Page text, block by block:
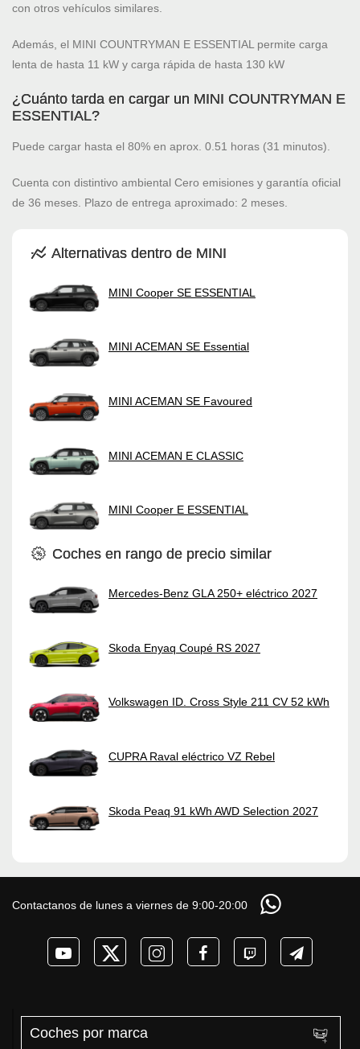
con otros vehículos similares.
Además, el MINI COUNTRYMAN E ESSENTIAL permite carga
lenta de hasta 11 kW y carga rápida de hasta 130 kW
¿Cuánto tarda en cargar un MINI COUNTRYMAN E
ESSENTIAL?
Puede cargar hasta el 80% en aprox. 0.51 horas (31 minutos).
Cuenta con distintivo ambiental Cero emisiones y garantía oficial
de 36 meses. Plazo de entrega aproximado: 2 meses.
Alternativas dentro de MINI
MINI Cooper SE ESSENTIAL
MINI ACEMAN SE Essential
MINI ACEMAN SE Favoured
MINI ACEMAN E CLASSIC
MINI Cooper E ESSENTIAL
Coches en rango de precio similar
Mercedes-Benz GLA 250+ eléctrico 2027
Skoda Enyaq Coupé RS 2027
Volkswagen ID. Cross Style 211 CV 52 kWh
CUPRA Raval eléctrico VZ Rebel
Skoda Peaq 91 kWh AWD Selection 2027
Contactanos de lunes a viernes de 9:00-20:00
Coches por marca